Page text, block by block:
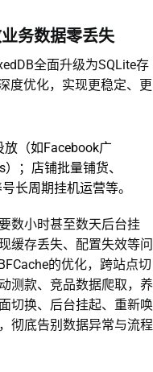
务数据零丢失
全面升级为SQLite存
度优化，实现更稳定、更
放（如Facebook广
；店铺批量铺货、
长周期挂机运营等。
数小时甚至数天后台挂
缓存丢失、配置失效等问
的优化，跨站点切
测款、竞品数据爬取，养
切换、后台挂起、重新唤
彻底告别数据异常与流程